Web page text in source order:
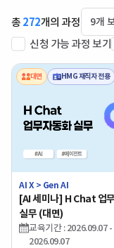
총 272개의 과정
신청 가능 과정 보기
대면 HMG 재직자 전용
AI X > Gen AI
[AI 세미나] H Chat 업
실무 (대면)
교육기간 : 2026.09.07 -
2026.09.07